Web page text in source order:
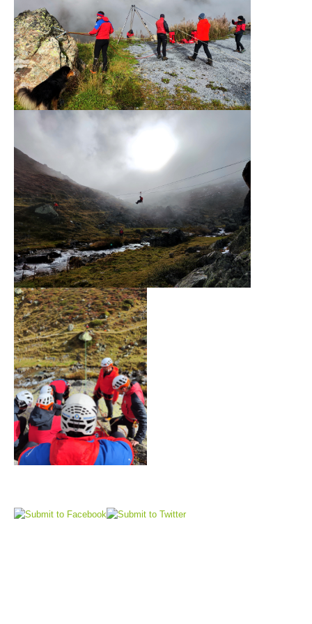
Comitato Direttivo
Richiesta di soccorso